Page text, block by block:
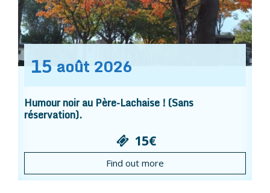
15 août 2026
Humour noir au Père-Lachaise ! (Sans
réservation).
15€
Find out more